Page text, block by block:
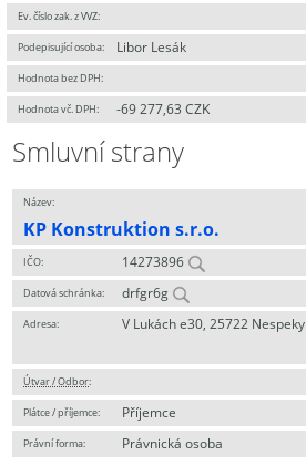
Ev. číslo zak. z VVZ:
Podepisující osoba: Libor Lesák
Hodnota bez DPH:
Hodnota vč. DPH: -69 277,63 CZK
Smluvní strany
Název:
KP Konstruktion s.r.o.
IČO: 14273896
Datová schránka: drfgr6g
Adresa: V Lukách e30, 25722 Nespeky
Útvar / Odbor:
Plátce / příjemce: Příjemce
Právní forma: Právnická osoba